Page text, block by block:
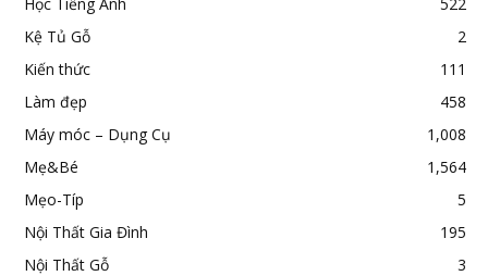
Kệ Tủ Gỗ
2
Kiến thức
111
Làm đẹp
458
Máy móc – Dụng Cụ
1,008
Mẹ&Bé
1,564
Mẹo-Típ
5
Nội Thất Gia Đình
195
Nội Thất Gỗ
3